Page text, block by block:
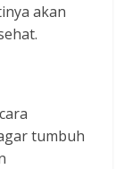
akan
tumbuh